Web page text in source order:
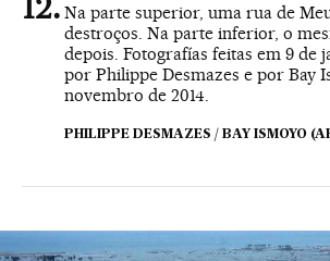
Na parte superior, uma rua de
destroços. Na parte inferior, o
depois. Fotografías feitas em 9 de
por Philippe Desmazes e por Bay
novembro de 2014.
PHILIPPE DESMAZES / BAY ISMOYO